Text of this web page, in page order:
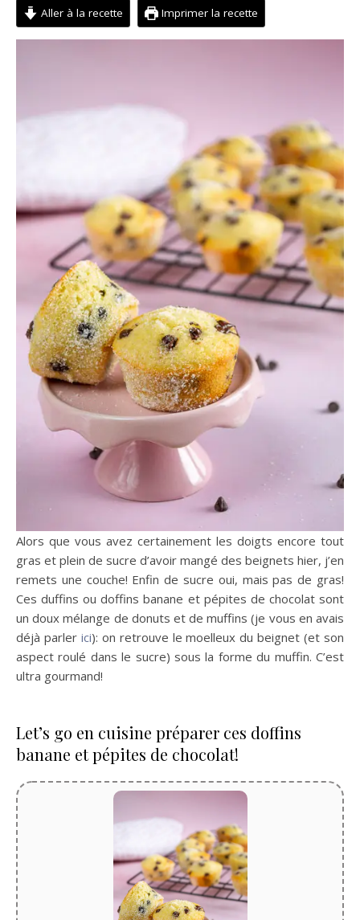
Aller à la recette Imprimer la recette
Alors que vous avez certainement les doigts encore tout
gras et plein de sucre d’avoir mangé des beignets hier, j’en
remets une couche! Enfin de sucre oui, mais pas de gras!
Ces duffins ou doffins banane et pépites de chocolat sont
un doux mélange de donuts et de muffins (je vous en avais
déjà parler ici): on retrouve le moelleux du beignet (et son
aspect roulé dans le sucre) sous la forme du muffin. C’est
ultra gourmand!
Let’s go en cuisine préparer ces doffins
banane et pépites de chocolat!